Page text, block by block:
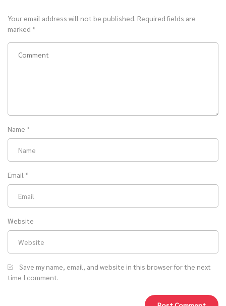
Your email address will not be published. Required fields are
marked *
Name *
Email *
Website
Save my name, email, and website in this browser for the next
time I comment.